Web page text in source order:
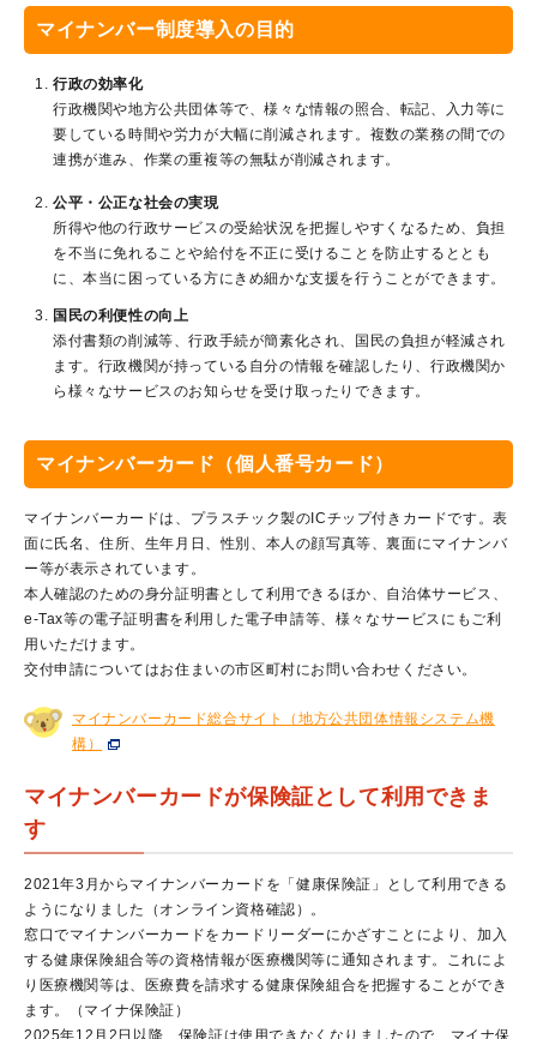
マイナンバー制度導入の目的
行政の効率化
行政機関や地方公共団体等で、様々な情報の照合、転記、入力等に
要している時間や労力が大幅に削減されます。複数の業務の間での
連携が進み、作業の重複等の無駄が削減されます。
公平・公正な社会の実現
所得や他の行政サービスの受給状況を把握しやすくなるため、負担
を不当に免れることや給付を不正に受けることを防止するととも
に、本当に困っている方にきめ細かな支援を行うことができます。
国民の利便性の向上
添付書類の削減等、行政手続が簡素化され、国民の負担が軽減され
ます。行政機関が持っている自分の情報を確認したり、行政機関か
ら様々なサービスのお知らせを受け取ったりできます。
マイナンバーカード（個人番号カード）
マイナンバーカードは、プラスチック製のICチップ付きカードです。表
面に氏名、住所、生年月日、性別、本人の顔写真等、裏面にマイナンバ
ー等が表示されています。
本人確認のための身分証明書として利用できるほか、自治体サービス、
e-Tax等の電子証明書を利用した電子申請等、様々なサービスにもご利
用いただけます。
交付申請についてはお住まいの市区町村にお問い合わせください。
マイナンバーカード総合サイト（地方公共団体情報システム機
構）
マイナンバーカードが保険証として利用できま
す
2021年3月からマイナンバーカードを「健康保険証」として利用できる
ようになりました（オンライン資格確認）。
窓口でマイナンバーカードをカードリーダーにかざすことにより、加入
する健康保険組合等の資格情報が医療機関等に通知されます。これによ
り医療機関等は、医療費を請求する健康保険組合を把握することができ
ます。（マイナ保険証）
2025年12月2日以降、保険証は使用できなくなりましたので、マイナ保